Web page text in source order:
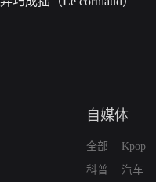
自媒体
全部
科普
Kpop
汽车